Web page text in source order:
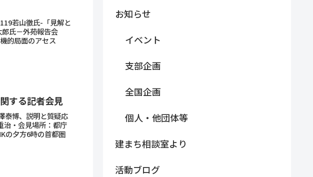
若山徹氏-「見解と
氏－外苑報告会
的局面のアセス
する記者会見
泰博、説明と質疑応
治・会見場所：都庁
の夕方6時の首都圏
お知らせ
イベント
支部企画
全国企画
個人・他団体等
建まち相談室より
活動ブログ